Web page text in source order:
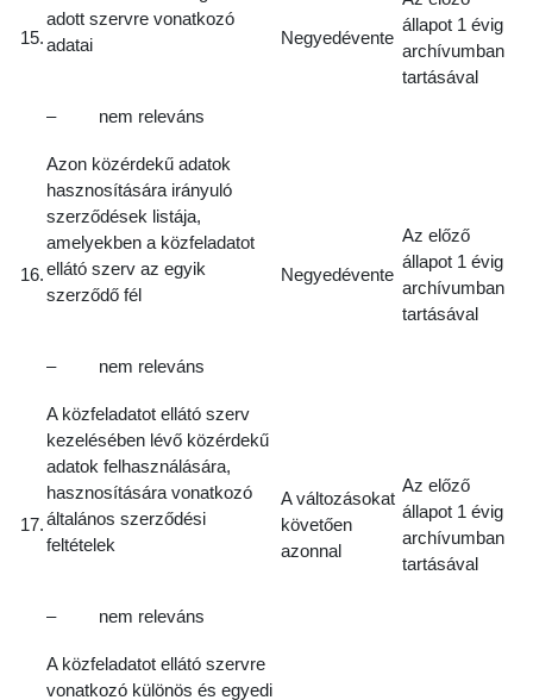
15.
adott szervre vonatkozó
adatai
– nem releváns
Negyedévente
állapot 1 évig
archívumban
tartásával
16.
Azon közérdekű adatok
hasznosítására irányuló
szerződések listája,
amelyekben a közfeladatot
ellátó szerv az egyik
szerződő fél
– nem releváns
Negyedévente
Az előző
állapot 1 évig
archívumban
tartásával
17.
A közfeladatot ellátó szerv
kezelésében lévő közérdekű
adatok felhasználására,
hasznosítására vonatkozó
általános szerződési
feltételek
– nem releváns
A változásokat
követően
azonnal
Az előző
állapot 1 évig
archívumban
tartásával
A közfeladatot ellátó szervre
vonatkozó különös és egyedi